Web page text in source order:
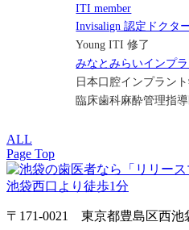
ITI member
Invisalign 認定ドクタ
Young ITI 修了
みなとみらいインプ
日本口腔インプラン
臨床歯科麻酔管理指
ALL
Page Top
〒171-0021 東京都豊島区西池